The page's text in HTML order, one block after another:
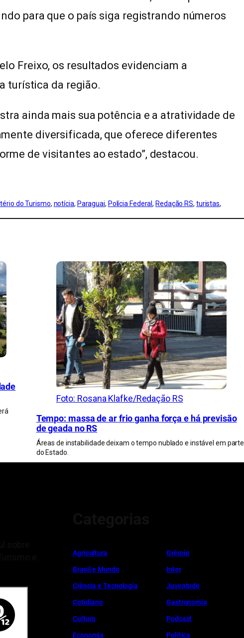
para que o país siga registrando números
Freixo, os resultados evidenciam a
turística da região.
ainda mais sua potência e a atratividade de
diversificada, que oferece diferentes
de visitantes ao estado”, destacou.
do Turismo, notícia, Paraguai, Polícia Federal, Redação RS, turistas
Foto: Rosana Klafke/Redação RS
Tempo: massa de ar frio ganha força e há previsão
de geada no RS
Áreas de instabilidade deixam o tempo nublado e instável em parte
do Estado.
Agricultura
Brasil e Mundo
Ciência e Tecnologia
Cotidiano
Cultura
Economia
Grêmio
Inter
Juventude
Gastronomia
Podcast
Política